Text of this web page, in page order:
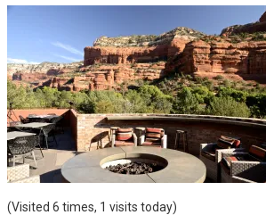
(Visited 6 times, 1 visits today)